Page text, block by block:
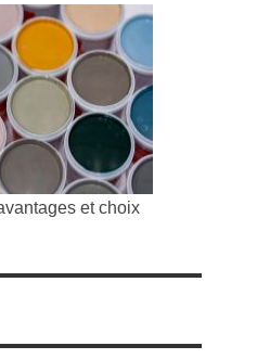
et choix